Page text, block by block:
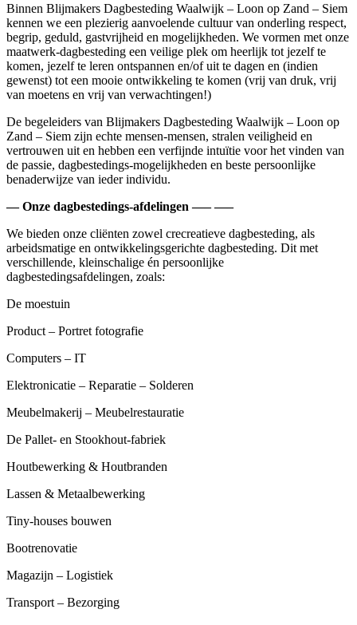
Binnen Blijmakers Dagbesteding Waalwijk – Loon op Zand – Siem
kennen we een plezierig aanvoelende cultuur van onderling respect,
begrip, geduld, gastvrijheid en mogelijkheden. We vormen met onze
maatwerk-dagbesteding een veilige plek om heerlijk tot jezelf te
komen, jezelf te leren ontspannen en/of uit te dagen en (indien
gewenst) tot een mooie ontwikkeling te komen (vrij van druk, vrij
van moetens en vrij van verwachtingen!)
De begeleiders van Blijmakers Dagbesteding Waalwijk – Loon op
Zand – Siem zijn echte mensen-mensen, stralen veiligheid en
vertrouwen uit en hebben een verfijnde intuïtie voor het vinden van
de passie, dagbestedings-mogelijkheden en beste persoonlijke
benaderwijze van ieder individu.
— Onze dagbestedings-afdelingen —– —–
We bieden onze cliënten zowel crecreatieve dagbesteding, als
arbeidsmatige en ontwikkelingsgerichte dagbesteding. Dit met
verschillende, kleinschalige én persoonlijke
dagbestedingsafdelingen, zoals:
De moestuin
Product – Portret fotografie
Computers – IT
Elektronicatie – Reparatie – Solderen
Meubelmakerij – Meubelrestauratie
De Pallet- en Stookhout-fabriek
Houtbewerking & Houtbranden
Lassen & Metaalbewerking
Tiny-houses bouwen
Bootrenovatie
Magazijn – Logistiek
Transport – Bezorging